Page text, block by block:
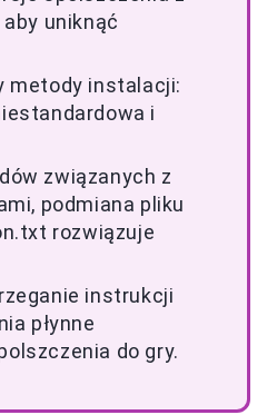
uniknąć
metody instalacji:
i
związanych z
podmiana pliku
rozwiązuje
instrukcji
płynne
do gry.